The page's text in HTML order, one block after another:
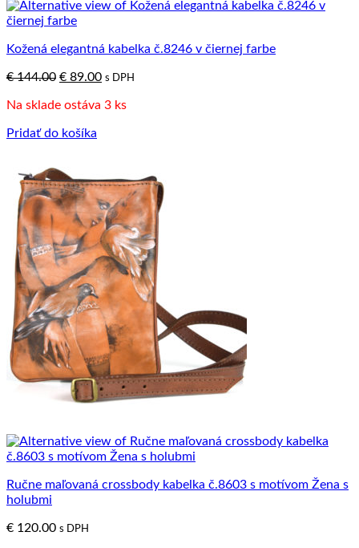
po
Kožená elegantná kabelka č.8246 v čiernej farbe
€144.00 Pôvodná
bola:
€ 89.00Aktuálna
je:
s DPH
Na sklade ostáva 3 ks
Pridať do košíka
Ručne maľovaná crossbody kabelka č.8603 s motívom Žena s
holubmi
€ 120.00 s DPH